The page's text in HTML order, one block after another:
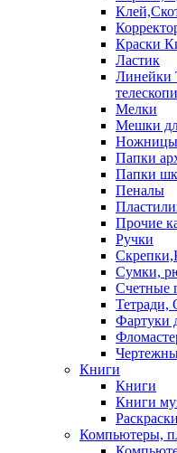
Краски
Ластик
Линейки
Мелки
Мешки
Ножницы
Папки
Папки
Пеналы
Прочие
Ручки
Сумки,
Счетные
Тетради,
Фартуки
Книги
Книги
Книги
Компьютеры,